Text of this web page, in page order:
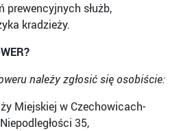
prewencyjnych służb,
kradzieży.
należy zgłosić się osobiście:
Miejskiej w Czechowicach-
35,